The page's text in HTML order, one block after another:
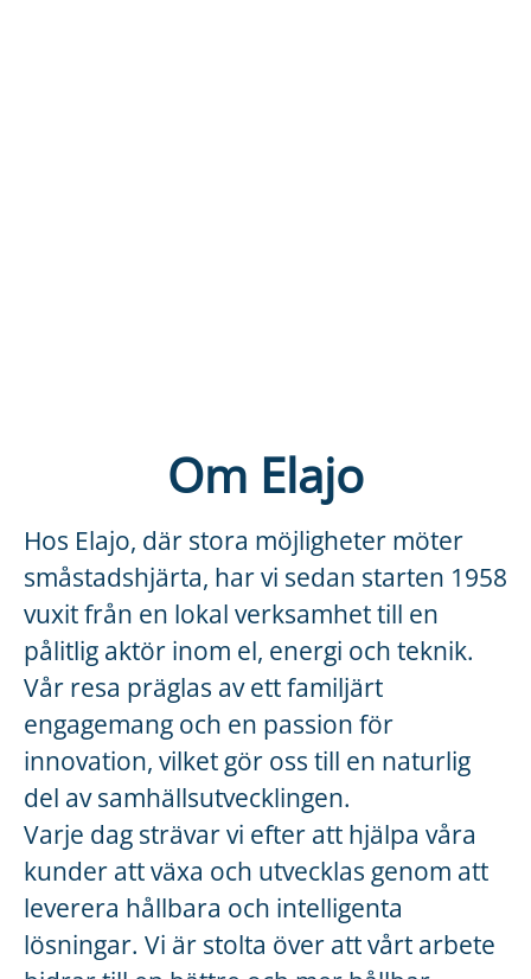
Om Elajo
Hos Elajo, där stora möjligheter möter
småstadshjärta, har vi sedan starten 1958
vuxit från en lokal verksamhet till en
pålitlig aktör inom el, energi och teknik.
Vår resa präglas av ett familjärt
engagemang och en passion för
innovation, vilket gör oss till en naturlig
del av samhällsutvecklingen.
Varje dag strävar vi efter att hjälpa våra
kunder att växa och utvecklas genom att
leverera hållbara och intelligenta
lösningar. Vi är stolta över att vårt arbete